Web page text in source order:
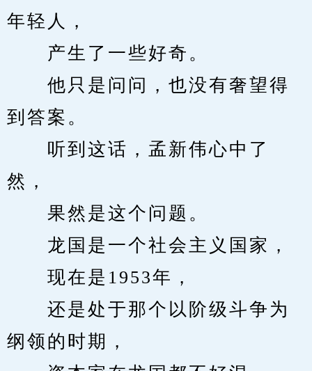
年轻人，
产生了一些好奇。
他只是问问，也没有奢望得
到答案。
听到这话，孟新伟心中了
然，
果然是这个问题。
龙国是一个社会主义国家，
现在是1953年，
还是处于那个以阶级斗争为
纲领的时期，